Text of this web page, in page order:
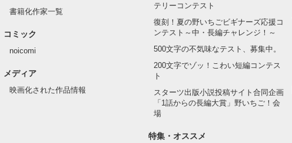
書籍化作家一覧
コミック
noicomi
メディア
映画化された作品情報
テリーコンテスト
復刻！夏の野いちごビギナーズ応援コ
ンテスト～中・長編チャレンジ！～
500文字の不気味なテスト、募集中。
200文字でゾッ！こわい短編コンテス
ト
スターツ出版小説投稿サイト合同企画
「1話からの長編大賞」野いちご！会
場
特集・オススメ